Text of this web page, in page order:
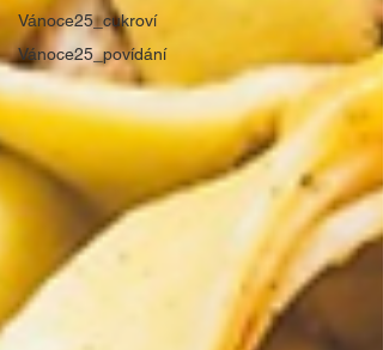
Vánoce25_cukroví
Vánoce25_povídání